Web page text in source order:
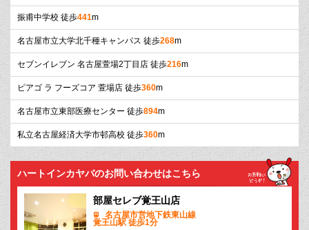
振甫中学校 徒歩441m
名古屋市立大学北千種キャンパス 徒歩268m
セブンイレブン 名古屋萱場2丁目店 徒歩216m
ピアゴ ラ フーズコア 萱場店 徒歩360m
名古屋市立東部医療センター 徒歩894m
私立名古屋経済大学市邨高校 徒歩360m
ハートインカヤバのお問い合わせはこちら
部屋セレブ覚王山店
名古屋市営地下鉄東山線
覚王山駅 徒歩1分